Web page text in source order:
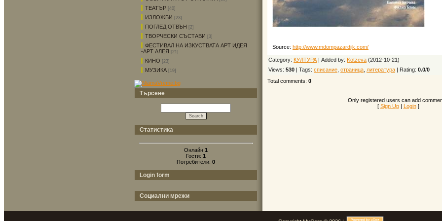
ТЕАТЪР [40]
ИЗЛОЖБИ [23]
ПОГЛЕД ОТВЪН [2]
ТВОРЧЕСКИ СЪСТАВИ [3]
ФЕСТИВАЛ НА ИЗКУСТВАТА АРТ ИДЕЯ
-АРТ АЛЕЯ
[21]
КИНО [23]
МУЗИКА [19]
Търсене
Статистика
Онлайн 1
Гости: 1
Потребители: 0
Login form
Социални мрежи
Source: http://www.mdompazardjik.com/
Category: КУЛТУРА | Added by: Kotzeva (2012-10-21)
Views: 530 | Tags: списание страница литература | Rating: 0.0/0
Total comments: 0
Only registered users can add
[ Sign Up| Login]